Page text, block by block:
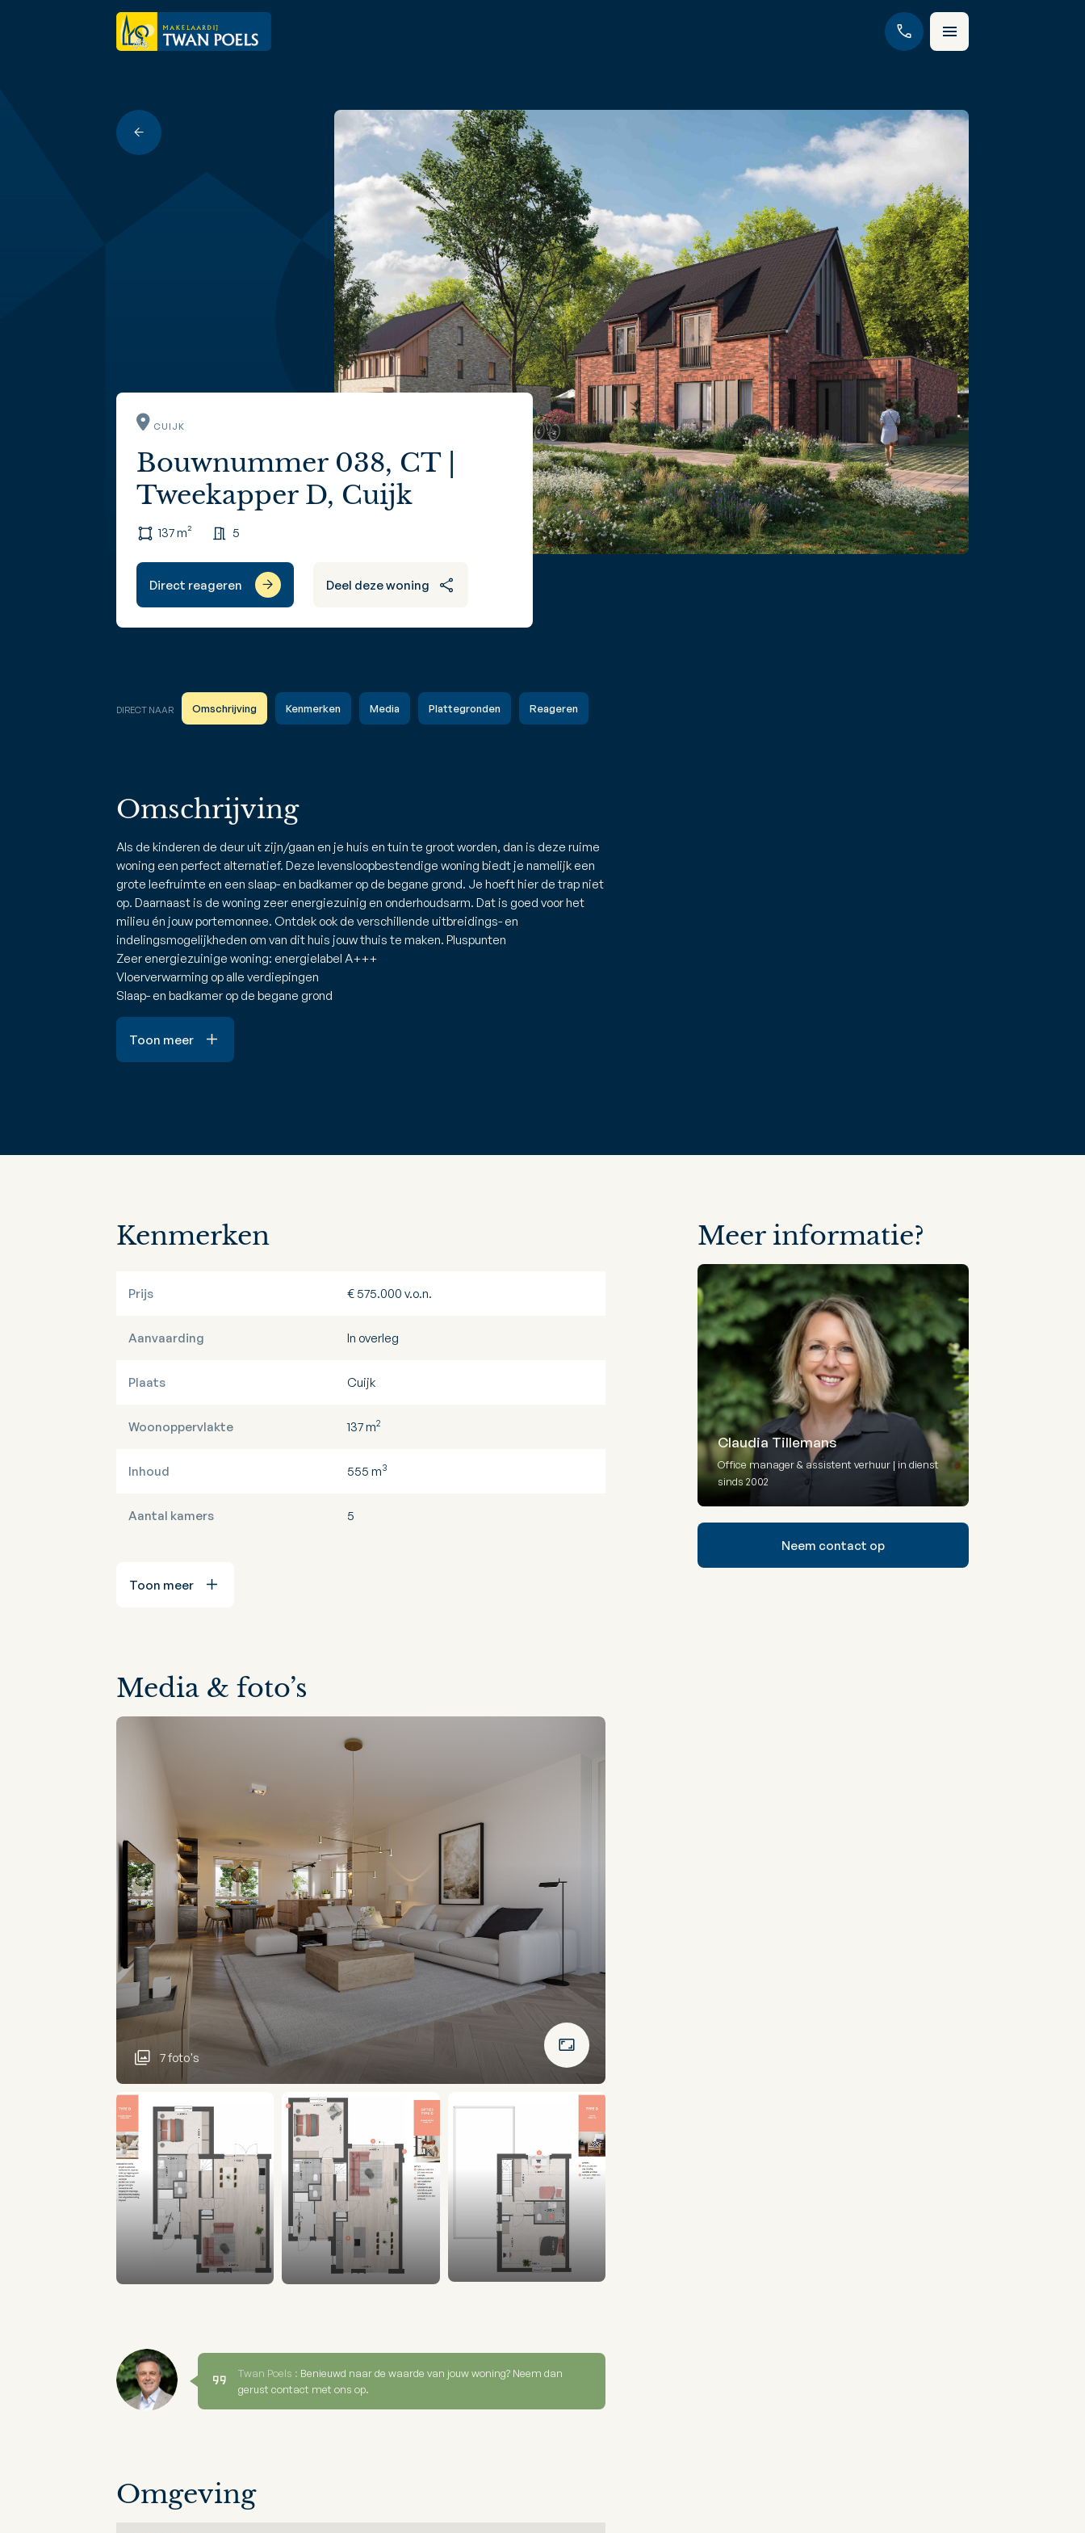
CUIJK
Bouwnummer 038, CT |
Tweekapper D, Cuijk
137 m² 5
Direct reageren Deel deze woning
DIRECT NAAR Omschrijving Kenmerken Media Plattegronden Reageren
Omschrijving
Als de kinderen de deur uit zijn/gaan en je huis en tuin te groot worden, dan is deze ruime
woning een perfect alternatief. Deze levensloopbestendige woning biedt je namelijk een
grote leefruimte en een slaap- en badkamer op de begane grond. Je hoeft hier de trap niet
op. Daarnaast is de woning zeer energiezuinig en onderhoudsarm. Dat is goed voor het
milieu én jouw portemonnee. Ontdek ook de verschillende uitbreidings- en
indelingsmogelijkheden om van dit huis jouw thuis te maken. Pluspunten
Zeer energiezuinige woning: energielabel A+++
Vloerverwarming op alle verdiepingen
Slaap- en badkamer op de begane grond
Toon meer
Kenmerken
Prijs € 575.000 v.o.n.
Aanvaarding In overleg
Plaats Cuijk
Woonoppervlakte 137 m2
Inhoud 555 m3
Aantal kamers 5
Toon meer
Media & foto’s
7 foto's
Twan Poels : Benieuwd naar de waarde van jouw woning? Neem dan
gerust contact met ons op.
Omgeving
Meer informatie?
Claudia Tillemans
Office manager & assistent verhuur | in dienst
sinds 2002
Neem contact op